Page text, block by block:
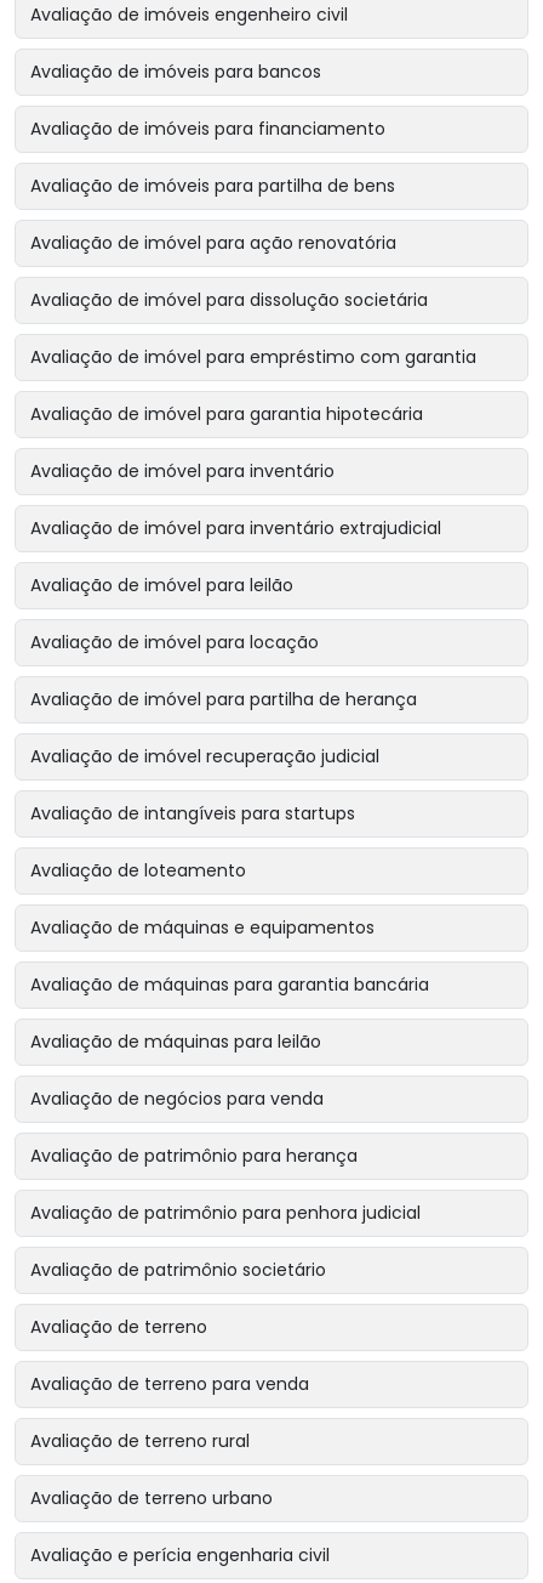
Avaliação de imóveis engenheiro civil
Avaliação de imóveis para bancos
Avaliação de imóveis para financiamento
Avaliação de imóveis para partilha de bens
Avaliação de imóvel para ação renovatória
Avaliação de imóvel para dissolução societária
Avaliação de imóvel para empréstimo com garantia
Avaliação de imóvel para garantia hipotecária
Avaliação de imóvel para inventário
Avaliação de imóvel para inventário extrajudicial
Avaliação de imóvel para leilão
Avaliação de imóvel para locação
Avaliação de imóvel para partilha de herança
Avaliação de imóvel recuperação judicial
Avaliação de intangíveis para startups
Avaliação de loteamento
Avaliação de máquinas e equipamentos
Avaliação de máquinas para garantia bancária
Avaliação de máquinas para leilão
Avaliação de negócios para venda
Avaliação de patrimônio para herança
Avaliação de patrimônio para penhora judicial
Avaliação de patrimônio societário
Avaliação de terreno
Avaliação de terreno para venda
Avaliação de terreno rural
Avaliação de terreno urbano
Avaliação e perícia engenharia civil